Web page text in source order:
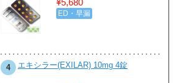
¥5,680
ED・早漏
4 エキシラー(EXILAR) 10mg 4錠